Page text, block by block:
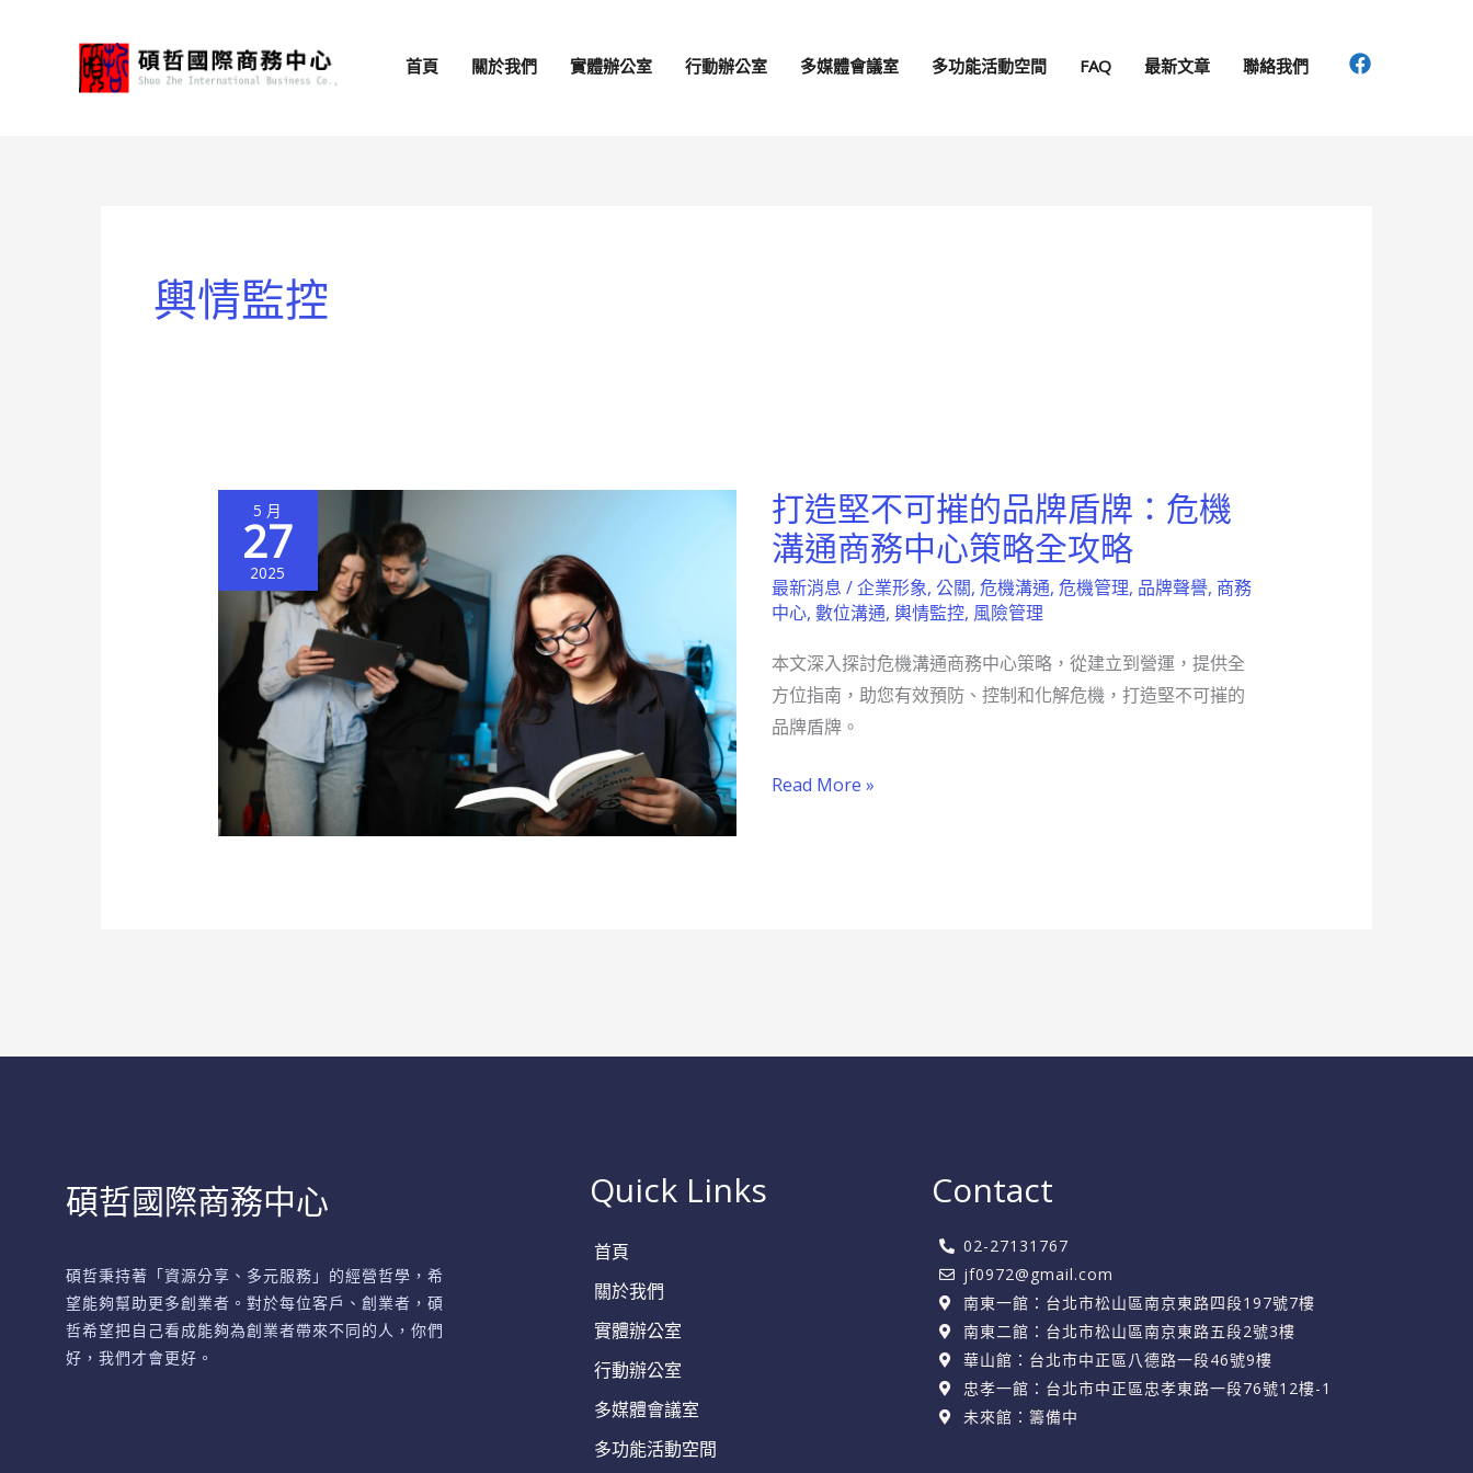
首頁 關於我們 實體辦公室 行動辦公室 多媒體會議室 多功能活動空間 FAQ 最新文章 聯絡我們
輿情監控
5 月
27
2025
打造堅不可摧的品牌盾牌：危機
溝通商務中心策略全攻略
最新消息 /企業形象, 公關, 危機溝通, 危機管理, 品牌聲譽, 商務
中心, 數位溝通, 輿情監控, 風險管理
本文深入探討危機溝通商務中心策略，從建立到營運，提供全
方位指南，助您有效預防、控制和化解危機，打造堅不可摧的
品牌盾牌。
打
造
堅
不
摧
的
品
盾
Read More »
碩哲國際商務中心
碩哲秉持著「資源分享、多元服務」的經營哲學，希
望能夠幫助更多創業者。對於每位客戶、創業者，碩
哲希望把自己看成能夠為創業者帶來不同的人，你們
好，我們才會更好。
Quick Links
首頁
關於我們
實體辦公室
行動辦公室
多媒體會議室
多功能活動空間
Contact
02-27131767
jf0972@gmail.com
南東一館：台北市松山區南京東路四段197號7樓
南東二館：台北市松山區南京東路五段2號3樓
華山館：台北市中正區八德路一段46號9樓
忠孝一館：台北市中正區忠孝東路一段76號12樓-1
未來館：籌備中